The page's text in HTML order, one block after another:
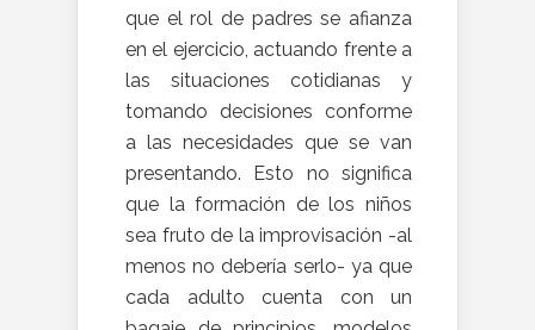
que el rol de padres se afianza
en el ejercicio, actuando frente a
las situaciones cotidianas y
tomando decisiones conforme
a las necesidades que se van
presentando. Esto no significa
que la formación de los niños
sea fruto de la improvisación -al
menos no debería serlo- ya que
cada adulto cuenta con un